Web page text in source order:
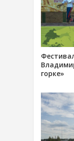
горке»